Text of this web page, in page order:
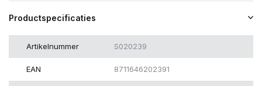
Productspecificaties
Artikelnummer S020239
EAN 8711646202391